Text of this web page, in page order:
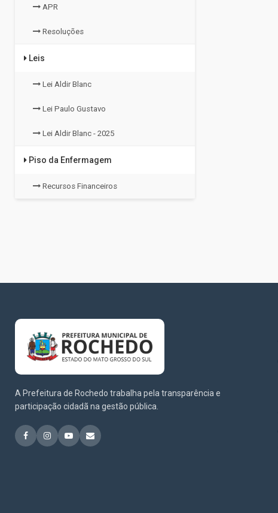
APR
Resoluções
Leis
Lei Aldir Blanc
Lei Paulo Gustavo
Lei Aldir Blanc - 2025
Piso da Enfermagem
Recursos Financeiros
A Prefeitura de Rochedo trabalha pela transparência e
participação cidadã na gestão pública.